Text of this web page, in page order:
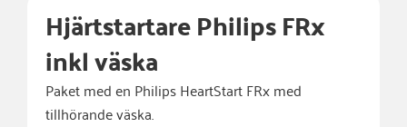
Hjärtstartare Philips FRx
inkl väska
Paket med en Philips HeartStart FRx med
tillhörande väska.